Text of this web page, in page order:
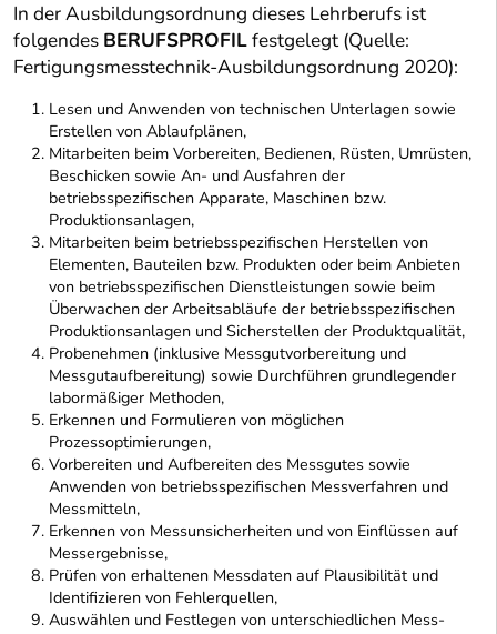
In der Ausbildungsordnung dieses Lehrberufs ist
folgendes BERUFSPROFILfestgelegt (Quelle:
Fertigungsmesstechnik-Ausbildungsordnung 2020):
Lesen und Anwenden von technischen Unterlagen sowie
Erstellen von Ablaufplänen,
Mitarbeiten beim Vorbereiten, Bedienen, Rüsten, Umrüsten,
Beschicken sowie An- und Ausfahren der
betriebsspezifischen Apparate, Maschinen bzw.
Produktionsanlagen,
Mitarbeiten beim betriebsspezifischen Herstellen von
Elementen, Bauteilen bzw. Produkten oder beim Anbieten
von betriebsspezifischen Dienstleistungen sowie beim
Überwachen der Arbeitsabläufe der betriebsspezifischen
Produktionsanlagen und Sicherstellen der Produktqualität,
Probenehmen (inklusive Messgutvorbereitung und
Messgutaufbereitung) sowie Durchführen grundlegender
labormäßiger Methoden,
Erkennen und Formulieren von möglichen
Prozessoptimierungen,
Vorbereiten und Aufbereiten des Messgutes sowie
Anwenden von betriebsspezifischen Messverfahren und
Messmitteln,
Erkennen von Messunsicherheiten und von Einflüssen auf
Messergebnisse,
Prüfen von erhaltenen Messdaten auf Plausibilität und
Identifizieren von Fehlerquellen,
Auswählen und Festlegen von unterschiedlichen Mess-